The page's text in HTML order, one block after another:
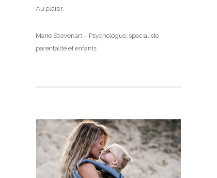
Au plaisir,
Marie Stievenart – Psychologue, specialiste
parentalité et enfants